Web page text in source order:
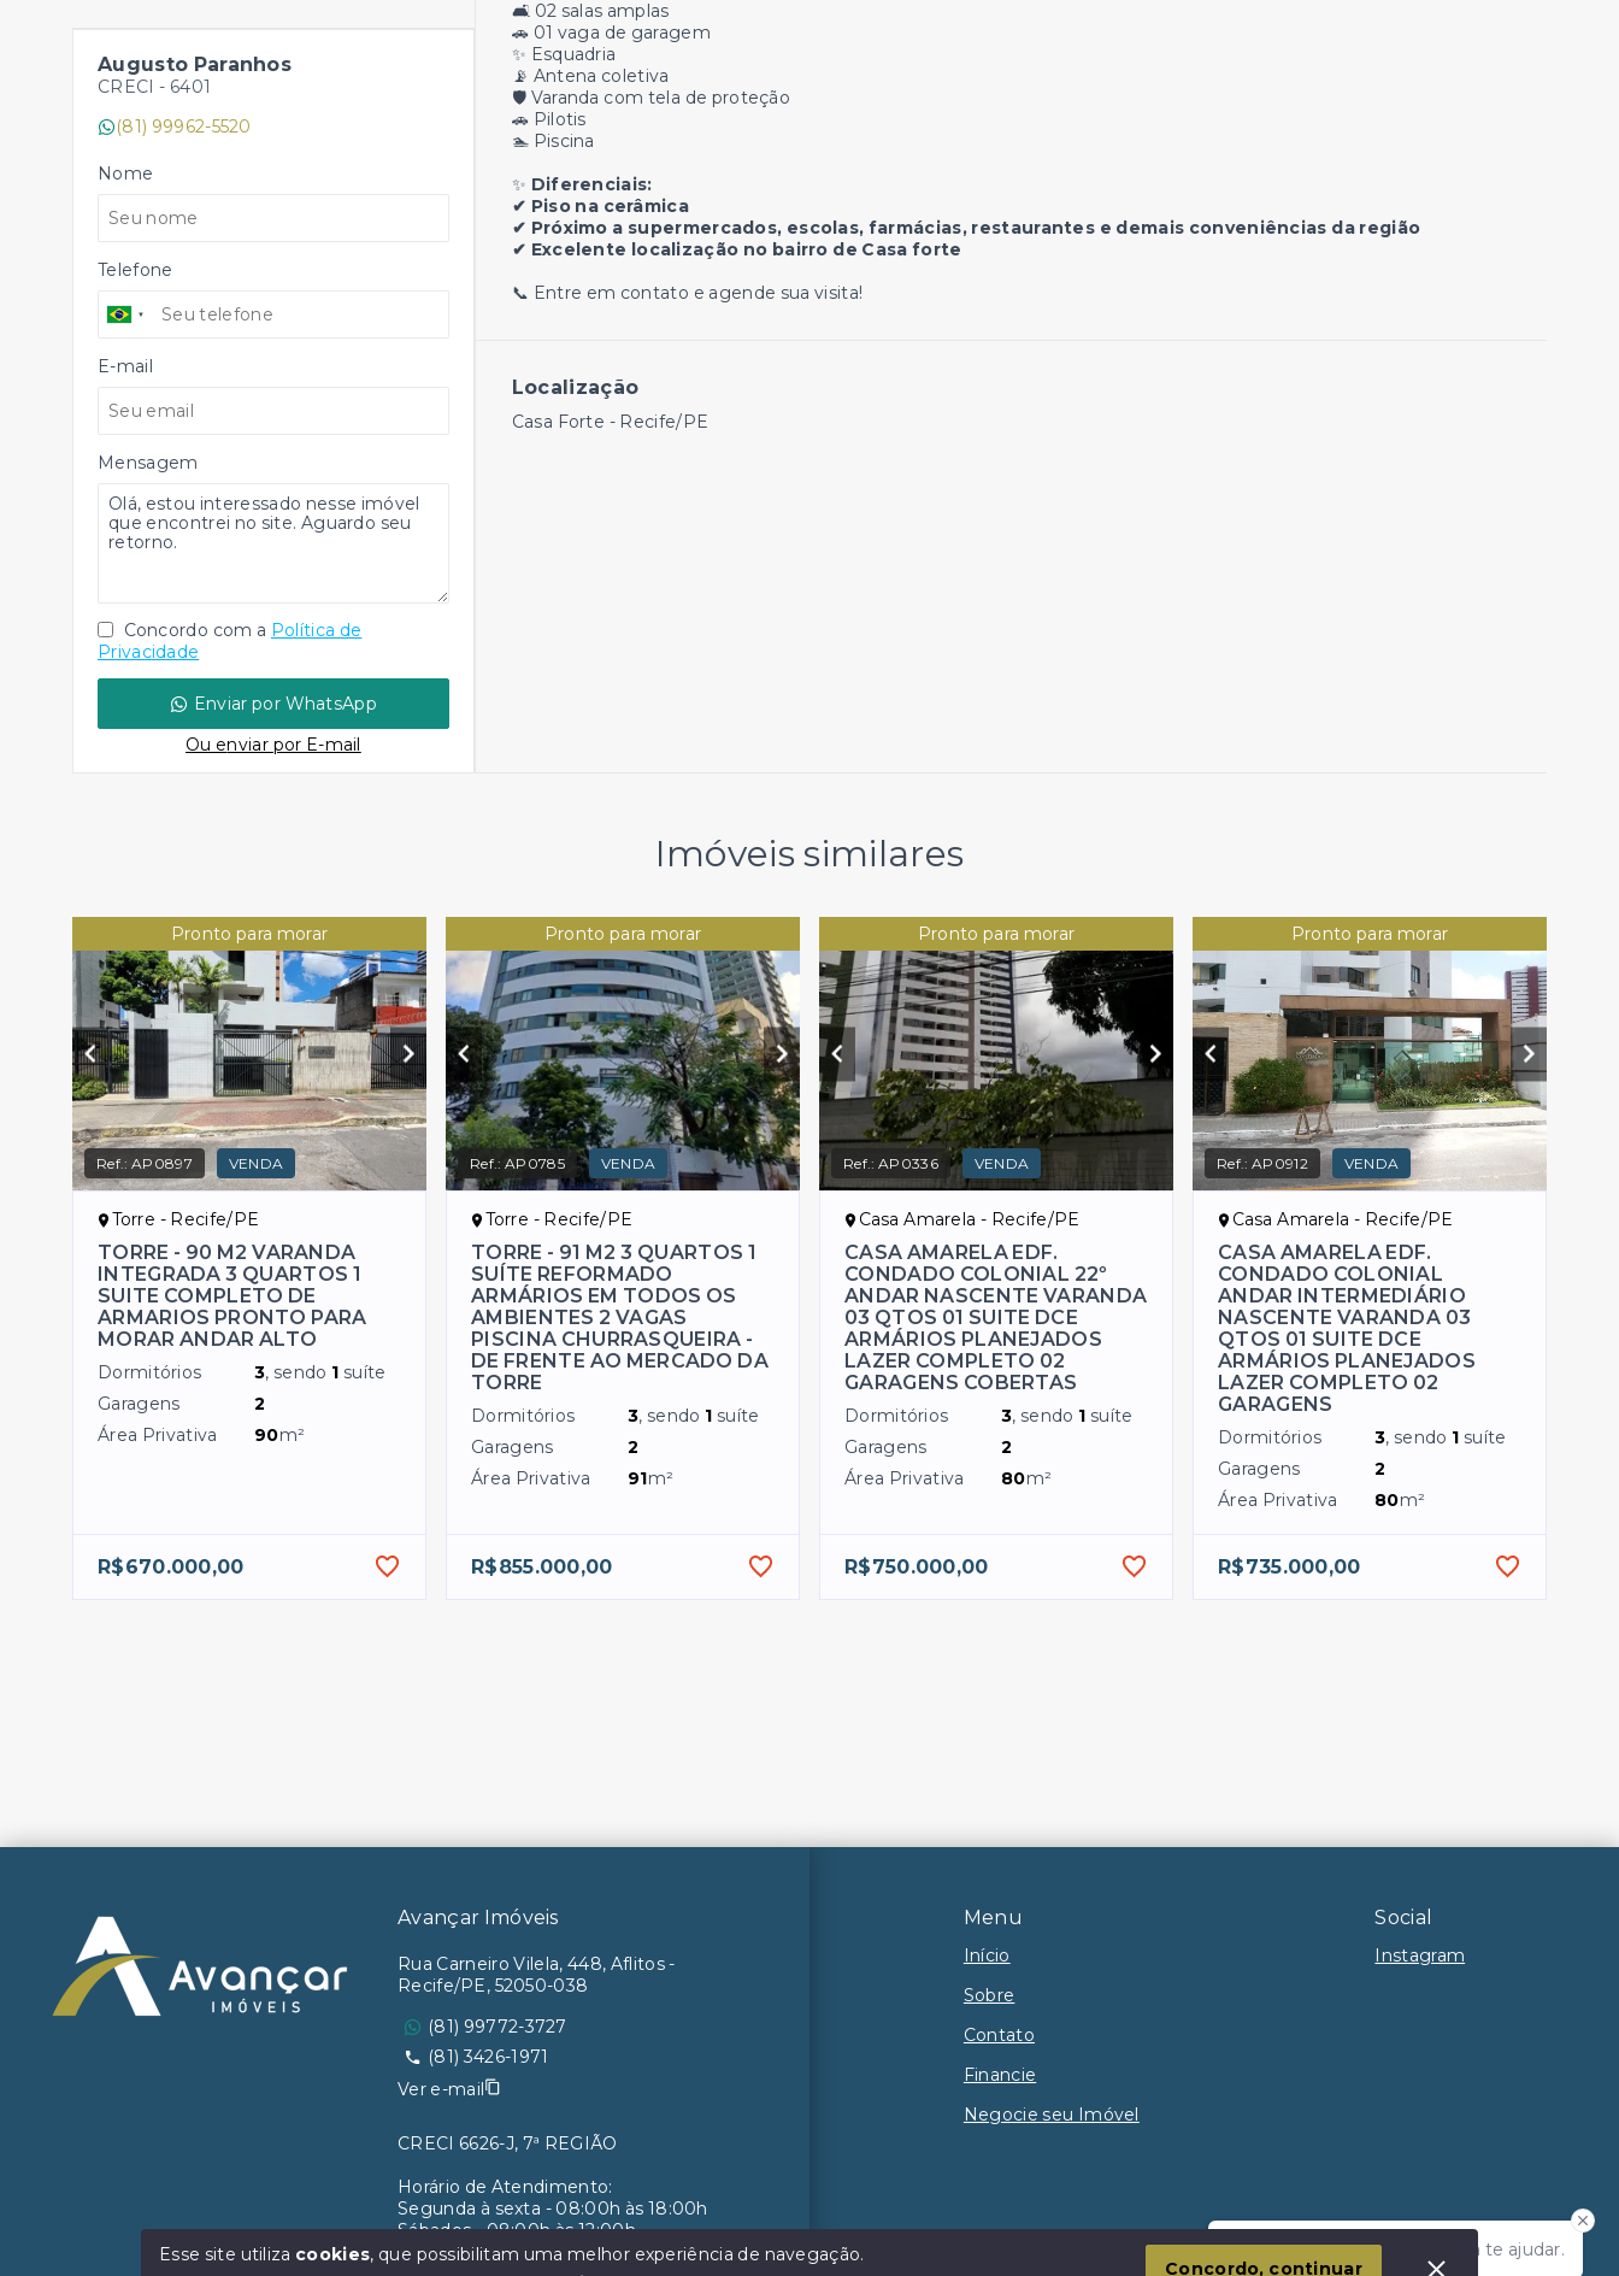
🛋️ 02 salas amplas
🚗 01 vaga de garagem
✨ Esquadria
📡 Antena coletiva
🛡️ Varanda com tela de proteção
🚗 Pilotis
🏊 Piscina
✨ Diferenciais:
✔ Piso na cerâmica
✔ Próximo a supermercados, escolas, farmácias, restaurantes e demais conveniências da região
✔ Excelente localização no bairro de Casa forte
📞 Entre em contato e agende sua visita!
Localização
Casa Forte - Recife/PE
Augusto Paranhos
CRECI - 6401
(81) 99962-5520
Nome
Telefone
E-mail
Mensagem
Concordo com a Política de
Privacidade
Enviar por WhatsApp
Ou enviar por E-mail
Imóveis similares
Pronto para morar
Ref.:AP0897 VENDA
Torre - Recife/PE
TORRE - 90 M2 VARANDA
INTEGRADA 3 QUARTOS 1
SUITE COMPLETO DE
ARMARIOS PRONTO PARA
MORAR ANDAR ALTO
Dormitórios 3, sendo 1 suíte
Garagens
2
Área Privativa
90m²
R$670.000,00
Pronto para morar
Ref.:AP0785 VENDA
Torre - Recife/PE
TORRE - 91 M2 3 QUARTOS 1
SUÍTE REFORMADO
ARMÁRIOS EM TODOS OS
AMBIENTES 2 VAGAS
PISCINA CHURRASQUEIRA -
DE FRENTE AO MERCADO DA
TORRE
Dormitórios 3, sendo 1 suíte
Garagens
2
Área Privativa
91m²
R$855.000,00
Pronto para morar
Ref.:AP0336 VENDA
Casa Amarela - Recife/PE
CASA AMARELA EDF.
CONDADO COLONIAL 22º
ANDAR NASCENTE VARANDA
03 QTOS 01 SUITE DCE
ARMÁRIOS PLANEJADOS
LAZER COMPLETO 02
GARAGENS COBERTAS
Dormitórios 3, sendo 1 suíte
Garagens
2
Área Privativa
80m²
R$750.000,00
Pronto para morar
Ref.:AP0912 VENDA
Casa Amarela - Recife/PE
CASA AMARELA EDF.
CONDADO COLONIAL
ANDAR INTERMEDIÁRIO
NASCENTE VARANDA 03
QTOS 01 SUITE DCE
ARMÁRIOS PLANEJADOS
LAZER COMPLETO 02
GARAGENS
Dormitórios 3, sendo 1 suíte
Garagens
2
Área Privativa
80m²
R$735.000,00
Olá! Estamos disponíveis para te ajudar.
Menu
Início
Sobre
Contato
Financie
Negocie seu Imóvel
Social
Instagram
Avançar Imóveis
Rua Carneiro Vilela, 448, Aflitos -
Recife/PE, 52050-038
(81) 99772-3727
(81) 3426-1971
Ver e-mail
CRECI 6626-J, 7ª REGIÃO
Horário de Atendimento:
Segunda à sexta - 08:00h às 18:00h
Sábados - 08:00h às 12:00h
Esse site utiliza cookies, que possibilitam uma melhor experiência de navegação.
Concordo, continuar